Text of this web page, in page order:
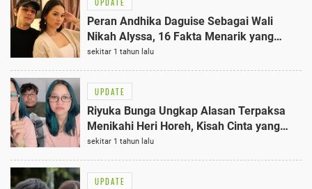
UPDATE
Peran Andhika Daguise Sebagai Wali
Nikah Alyssa, 16 Fakta Menarik yang
Wajib Tahu
sekitar 1 tahun lalu
UPDATE
Riyuka Bunga Ungkap Alasan Terpaksa
Menikahi Heri Horeh, Kisah Cinta yang
Berakhir Tragis
sekitar 1 tahun lalu
UPDATE